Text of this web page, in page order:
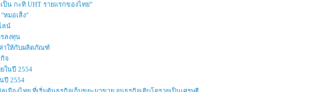
ป็น กะทิ UHT รายแรกของไทย”
หมอเส็ง"
ลน์
ลงทุน
าให้กับผลิตภัณฑ์
จ
ในปี 2554
ปี 2554